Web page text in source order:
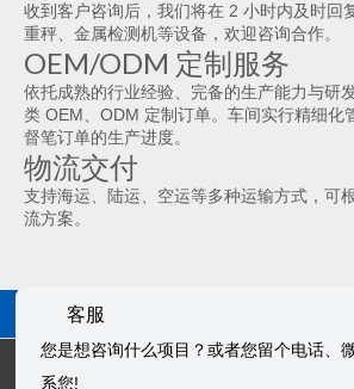
收到客户咨询后，我们将在 2 小时内及时回
重秤、金属检测机等设备，欢迎咨询合作。
OEM/ODM 定制服务
依托成熟的行业经验、完备的生产能力与研
类 OEM、ODM 定制订单。车间实行精细化
督笔订单的生产进度。
物流交付
支持海运、陆运、空运等多种运输方式，可
流方案。
© 上海实干实业有限公司
客服
您是想咨询什么项目？或者您留个电话、
系您!